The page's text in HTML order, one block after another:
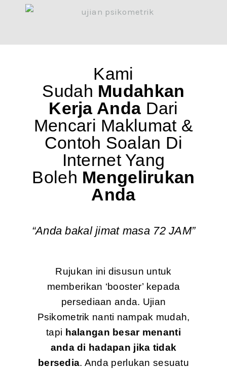
Kami
Sudah Mudahkan
Kerja AndaDari
Mencari Maklumat &
Contoh Soalan Di
Internet Yang
Boleh Mengelirukan
Anda
“Anda bakal jimat masa 72 JAM”
Rujukan ini disusun untuk
memberikan ‘booster’ kepada
persediaan anda. Ujian
Psikometrik nanti nampak mudah,
tapi halangan besar menanti
anda di hadapan jika tidak
bersedia. Anda perlukan sesuatu